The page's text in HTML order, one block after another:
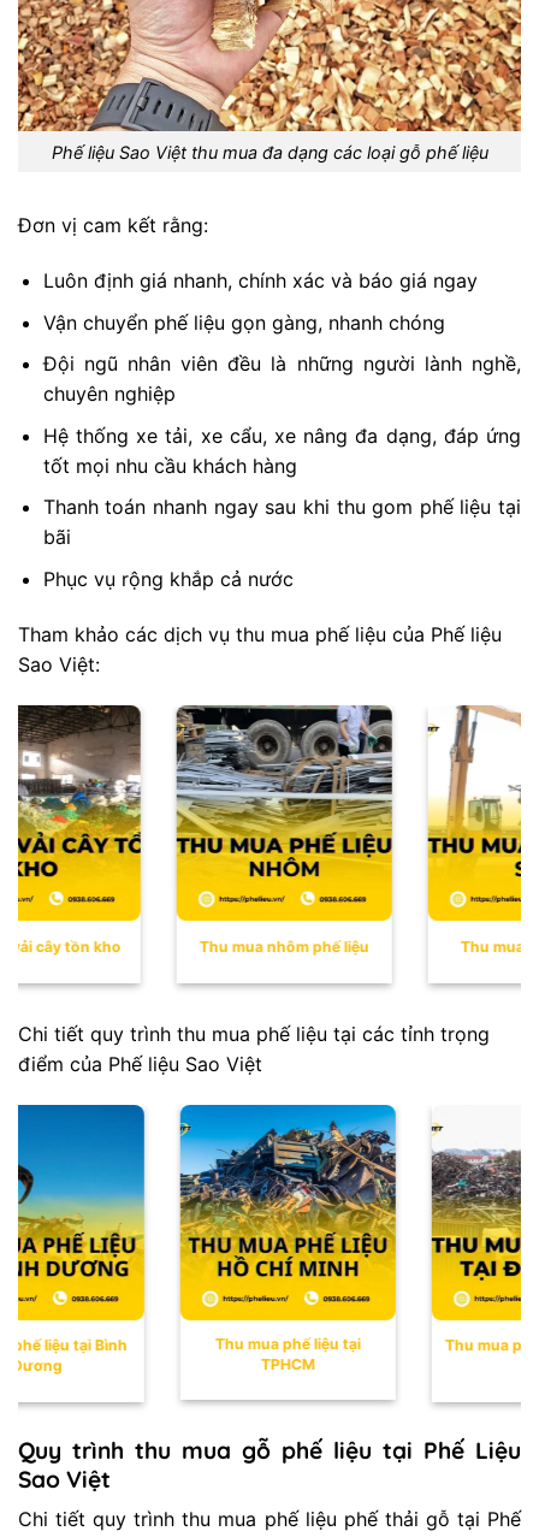
Phế liệu Sao Việt thu mua đa dạng các loại gỗ phế liệu
Đơn vị cam kết rằng:
Luôn định giá nhanh, chính xác và báo giá ngay
Vận chuyển phế liệu gọn gàng, nhanh chóng
Đội ngũ nhân viên đều là những người lành nghề,
chuyên nghiệp
Hệ thống xe tải, xe cẩu, xe nâng đa dạng, đáp ứng
tốt mọi nhu cầu khách hàng
Thanh toán nhanh ngay sau khi thu gom phế liệu tại
bãi
Phục vụ rộng khắp cả nước
Tham khảo các dịch vụ thu mua phế liệu của Phế liệu
Sao Việt:
Thu mua
cây tồn kho Thu mua nhôm phế liệu
Chi tiết quy trình thu mua phế liệu tại các tỉnh trọng
điểm của Phế liệu Sao Việt
Thu mua phế
liệu tại Bình
Thu mua phế liệu tại
TPHCM
Quy trình thu mua gỗ phế liệu tại Phế Liệu
Sao Việt
Chi tiết quy trìnhthu mua phế liệu phế thải gỗ tại Phế